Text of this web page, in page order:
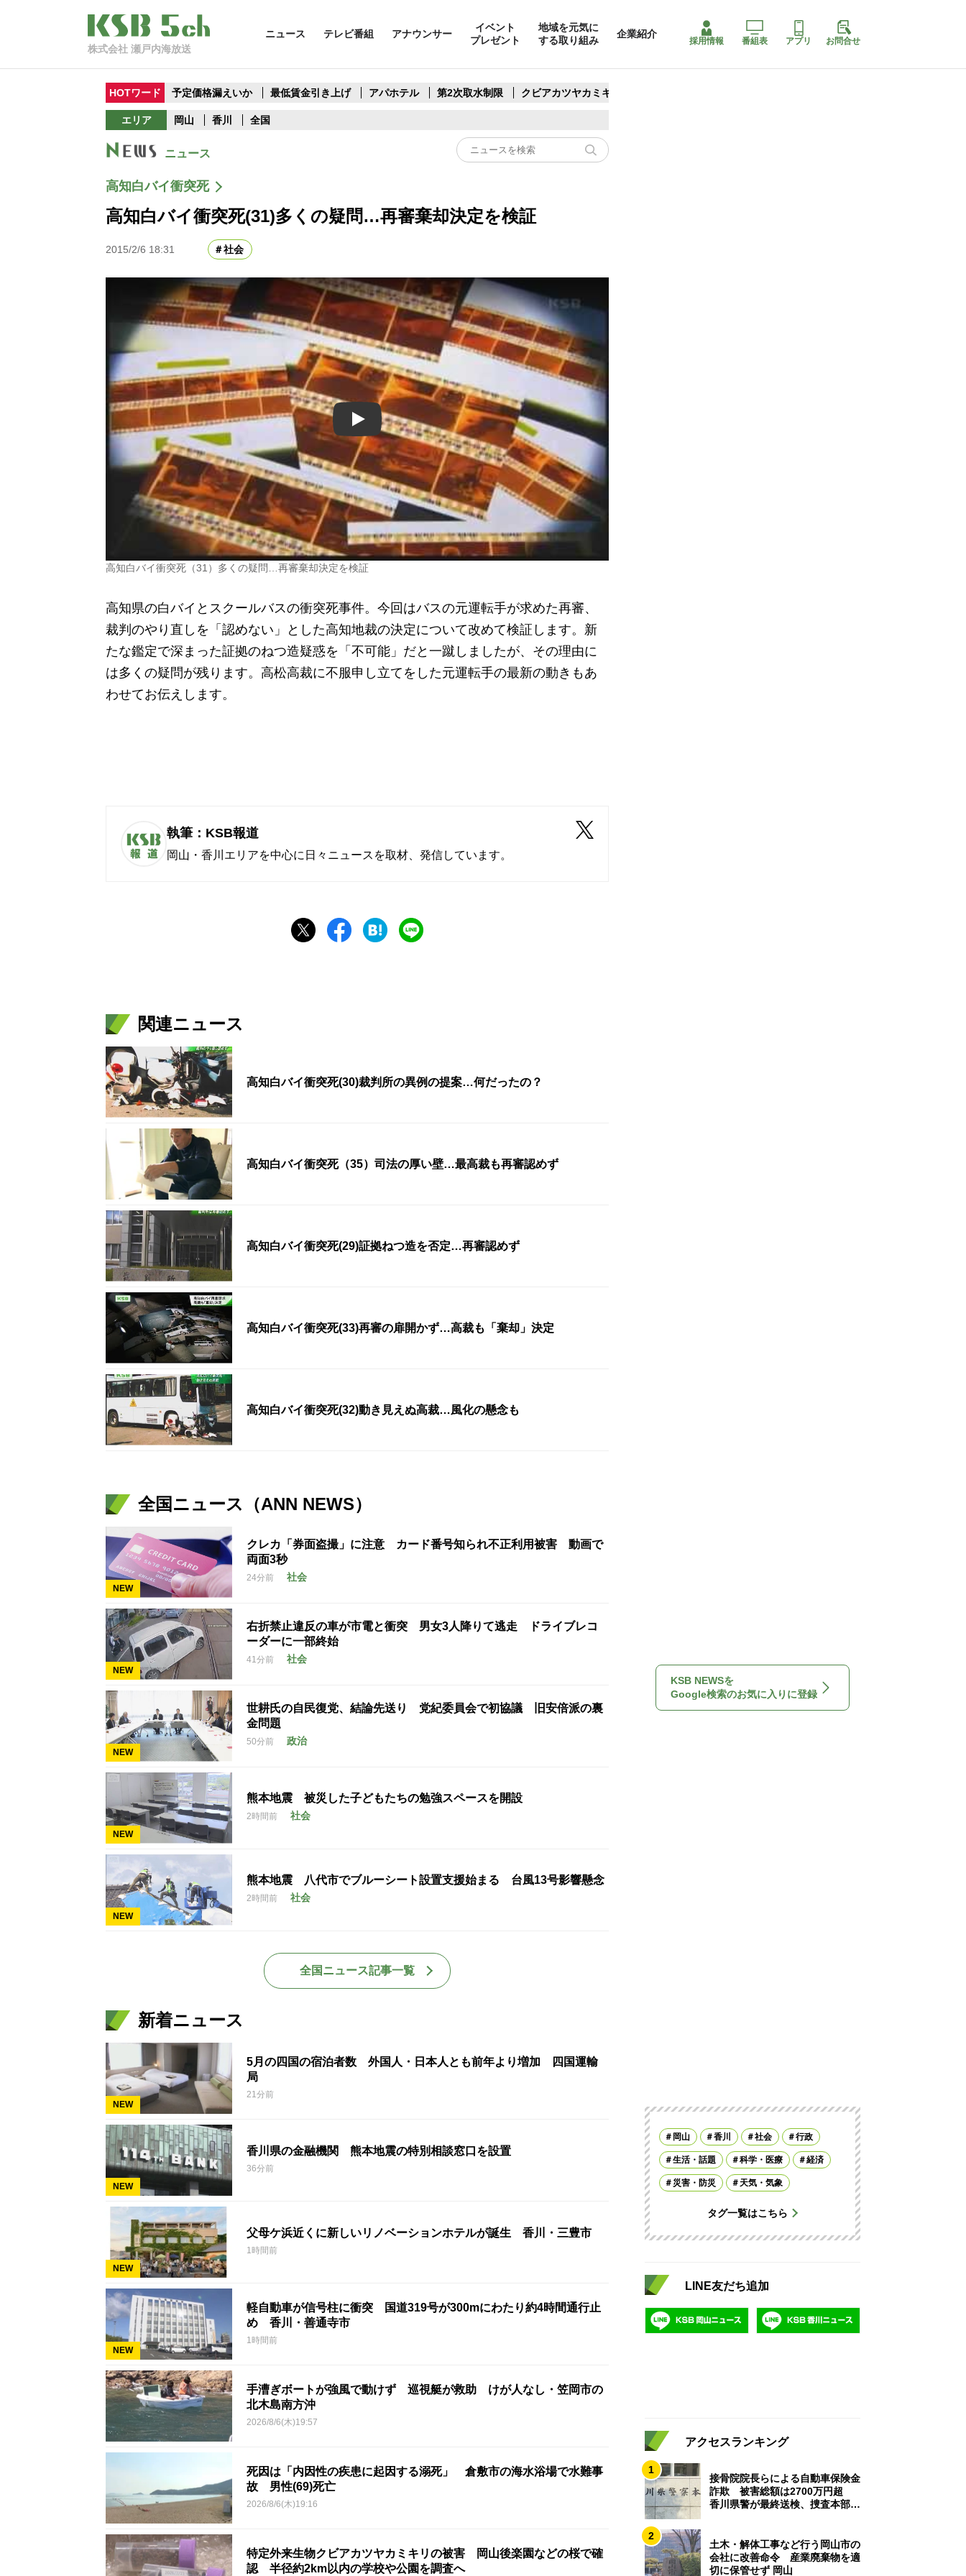
株式会社 瀬戸内海放送
ニュース テレビ番組 アナウンサー
イベント
プレゼント
地域を元気に
する取り組み
企業紹介
採用情報 番組表 アプリ お問合せ
HOTワード 予定価格漏えいか 最低賃金引き上げ アパホテル 第2次取水制限 クビアカツヤカミキリ
エリア 岡山 香川 全国
ニュース
高知白バイ衝突死
高知白バイ衝突死(31)多くの疑問…再審棄却決定を検証
2015/2/6 18:31 社会
Play
高知白バイ衝突死（31）多くの疑問…再審棄却決定を検証
高知県の白バイとスクールバスの衝突死事件。今回はバスの元運転手が求めた再審、
裁判のやり直しを「認めない」とした高知地裁の決定について改めて検証します。新
たな鑑定で深まった証拠のねつ造疑惑を「不可能」だと一蹴しましたが、その理由に
は多くの疑問が残ります。高松高裁に不服申し立てをした元運転手の最新の動きもあ
わせてお伝えします。
執筆：KSB報道
岡山・香川エリアを中心に日々ニュースを取材、発信しています。
関連ニュース
高知白バイ衝突死(30)裁判所の異例の提案…何だったの？
高知白バイ衝突死（35）司法の厚い壁…最高裁も再審認めず
高知白バイ衝突死(29)証拠ねつ造を否定…再審認めず
高知白バイ衝突死(33)再審の扉開かず…高裁も「棄却」決定
高知白バイ衝突死(32)動き見えぬ高裁…風化の懸念も
全国ニュース（ANN NEWS）
NEW
クレカ「券面盗撮」に注意 カード番号知られ不正利用被害 動画で
両面3秒
24分前 社会
NEW
右折禁止違反の車が市電と衝突 男女3人降りて逃走 ドライブレコ
ーダーに一部終始
41分前 社会
NEW
世耕氏の自民復党、結論先送り 党紀委員会で初協議 旧安倍派の裏
金問題
50分前 政治
NEW
熊本地震 被災した子どもたちの勉強スペースを開設
2時間前 社会
NEW
熊本地震 八代市でブルーシート設置支援始まる 台風13号影響懸念
2時間前 社会
全国ニュース記事一覧
新着ニュース
NEW
5月の四国の宿泊者数 外国人・日本人とも前年より増加 四国運輸
局
21分前
NEW
香川県の金融機関 熊本地震の特別相談窓口を設置
36分前
NEW
父母ケ浜近くに新しいリノベーションホテルが誕生 香川・三豊市
1時間前
NEW
軽自動車が信号柱に衝突 国道319号が300mにわたり約4時間通行止
め 香川・善通寺市
1時間前
手漕ぎボートが強風で動けず 巡視艇が救助 けが人なし・笠岡市の
北木島南方沖
2026/8/6(木)19:57
死因は「内因性の疾患に起因する溺死」 倉敷市の海水浴場で水難事
故 男性(69)死亡
2026/8/6(木)19:16
特定外来生物クビアカツヤカミキリの被害 岡山後楽園などの桜で確
認 半径約2km以内の学校や公園を調査へ
KSB NEWSを
Google検索のお気に入りに登録
岡山 香川 社会 行政
生活・話題 科学・医療 経済
災害・防災 天気・気象
タグ一覧はこちら
LINE友だち追加
アクセスランキング
1
接骨院院長らによる自動車保険金
詐欺 被害総額は2700万円超
香川県警が最終送検、捜査本部解
2
土木・解体工事など行う岡山市の
会社に改善命令 産業廃棄物を適
切に保管せず 岡山